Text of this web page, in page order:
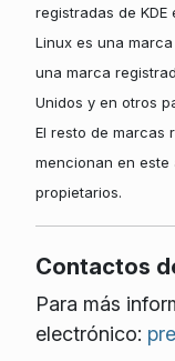
registradas de KDE
Linux es una
una marca
Unidos y en otros
El resto de marcas
mencionan en
propietarios.
Contactos
Para más
electrónico: